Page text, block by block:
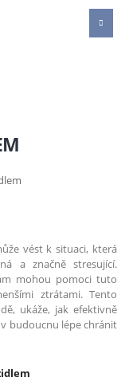
vést k situaci, která
a značně stresující.
mohou pomoci tuto
ztrátami. Tento
ukáže, jak efektivně
budoucnu lépe chránit